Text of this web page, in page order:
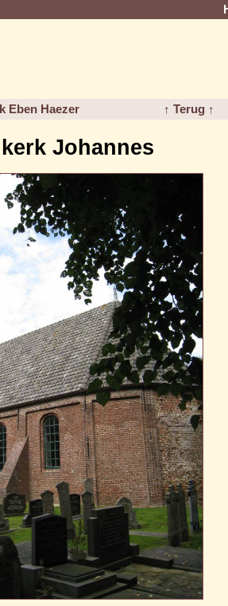
Eben Haezer ↑ Terug ↑
Johannes